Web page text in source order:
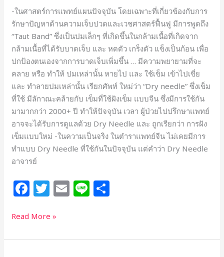
-ในศาสตร์การแพทย์แผนปัจจุบัน โดยเฉพาะที่เกี่ยวข้องกับการ
รักษาปัญหาด้านความเจ็บปวดและเวชศาสตร์ฟื้นฟู มีการพูดถึง
“Taut Band” ซึ่งเป็นปมเล็กๆ ที่เกิดขึ้นในกล้ามเนื้อที่เกิดจาก
กล้ามเนื้อที่ได้รับบาดเจ็บ และ หดตัว เกร็งตัว แข็งเป็นก้อน เพื่อ
ปกป้องตนเองจากการบาดเจ็บเพิ่มขึ้น … มีความพยายามที่จะ
คลาย หรือ ทำให้ ปมเหล่านั้น หายไป และ ใช้เข็ม เข้าไปเขี่ย
และ ทำลายปมเหล่านั้น เรียกศัพท์ ใหม่ว่า “Dry needle” ซึ่งเข็ม
ที่ใช้ มีลักาณะคล้ายกับ เข็มที่ใช้ฝังเข็ม แบบจีน ซึ่งมีการใช้กัน
มามากกว่า 2000+ ปี ทำให้ปัจจุบัน เวลา ผู้ป่วยไปปรึกษาแพทย์
อาจจะได้รับการดูแลด้วย Dry Needle และ ถูกเรียกว่า การฝัง
เข็มแบบใหม่ -ในความเป็นจริง ในตำราแพทย์จีน ไม่เคยมีการ
ทำแบบ Dry Needle ที่ใช้กันในปัจจุบัน แต่คำว่า Dry Needle
อาจารย์
F
c
e
T
itt
e
E
l
Li
e
ไม่
ถูก
ต้อง
Read More »